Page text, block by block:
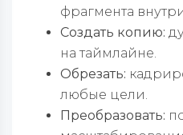
фрагмента
Создать копию:
на таймлайне.
Обрезать:
любые цели.
Преобразовать: